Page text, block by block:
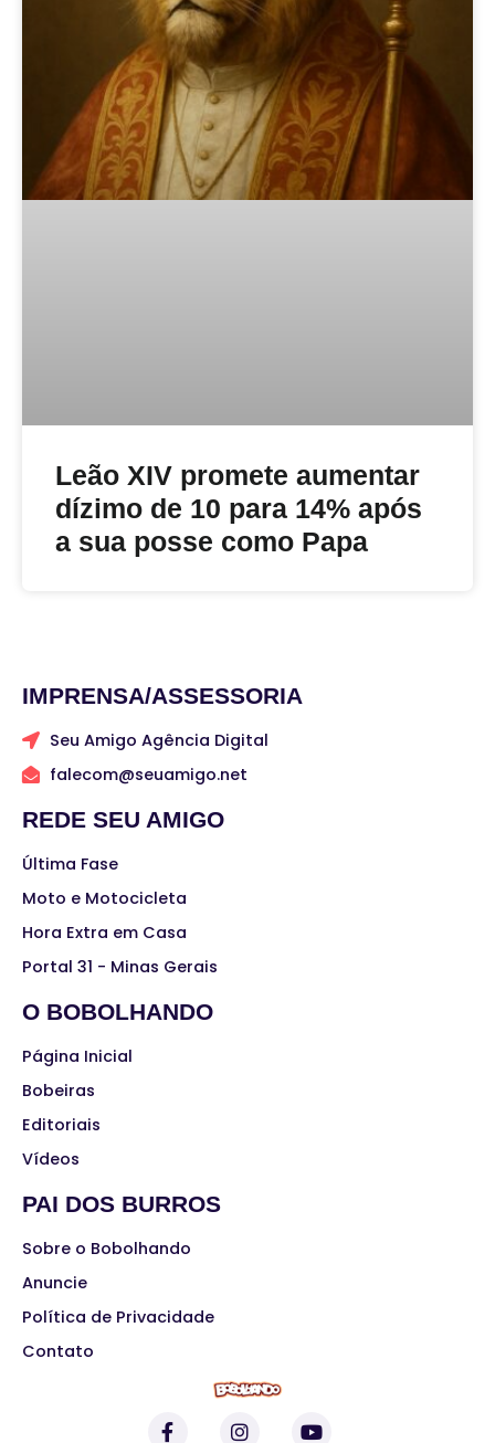
Leão XIV promete aumentar
dízimo de 10 para 14% após
a sua posse como Papa
IMPRENSA/ASSESSORIA
Seu Amigo Agência Digital
falecom@seuamigo.net
REDE SEU AMIGO
Última Fase
Moto e Motocicleta
Hora Extra em Casa
Portal 31 - Minas Gerais
O BOBOLHANDO
Página Inicial
Bobeiras
Editoriais
Vídeos
PAI DOS BURROS
Sobre o Bobolhando
Anuncie
Política de Privacidade
Contato